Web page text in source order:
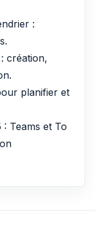
:
création,
planifier et
Teams et To